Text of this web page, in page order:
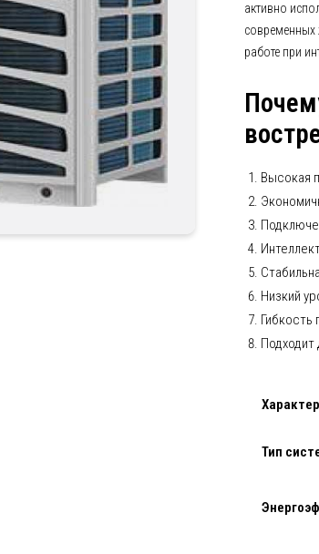
активно
современных
работе при
Высокая
Низкий
Подходит
Тип